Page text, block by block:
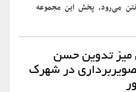
روی آنتن می‌رود، پخش این مجموعه
میز تدوین حسن
در شهرک